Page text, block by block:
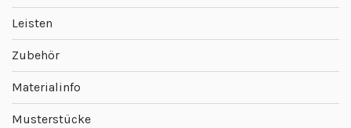
Leisten
Zubehör
Materialinfo
Musterstücke